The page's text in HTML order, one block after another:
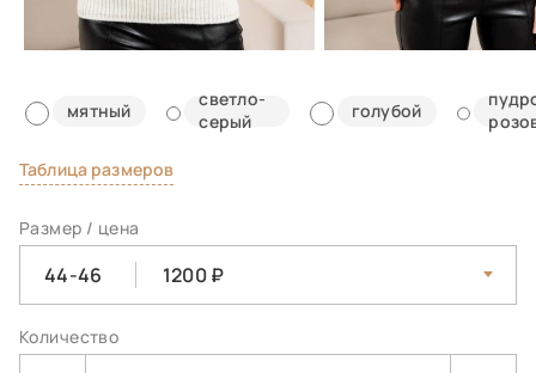
мятный
светло-
серый
голубой
Таблица размеров
Размер / цена
44-46 1200
Количество